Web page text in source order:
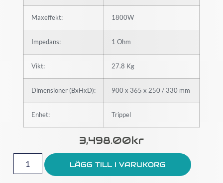
Maxeffekt: 1800W
Impedans: 1 Ohm
Vikt: 27.8 Kg
Dimensioner (BxHxD): 900 x 365 x 250 / 330 mm
Enhet: Trippel
3,498.00Kr
LÄGG TILL I VARUKORG